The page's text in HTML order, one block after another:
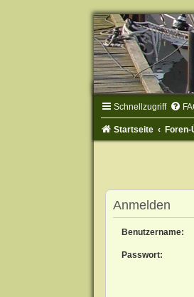
Schnellzugriff
Startseite
Anmelden
Benutzername:
Passwort: